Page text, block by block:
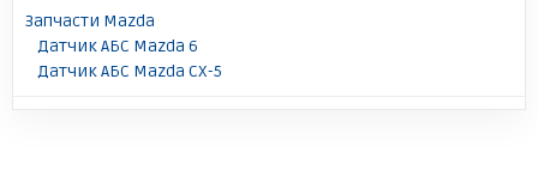
Запчасти Mazda
Датчик АБС Mazda 6
Датчик АБС Mazda CX-5